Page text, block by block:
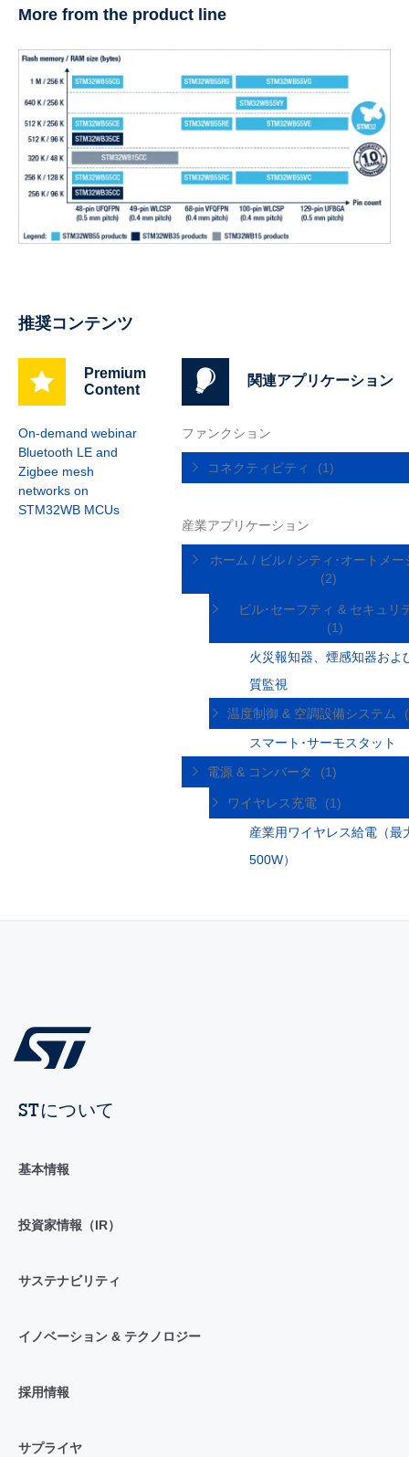
More from the product line
推奨コンテンツ
Premium
Content
On-demand webinar
Bluetooth LE and
Zigbee mesh
networks on
STM32WB MCUs
関連アプリケーション
ファンクション
コネクティビティ (1)
産業アプリケーション
ホーム / ビル / シティ･オートメー
(2)
ビル･セーフティ & セキュリ
(1)
火災報知器、煙感知器およ
質監視
温度制御 & 空調設備システム
スマート･サーモスタット
電源 & コンバータ
(1)
ワイヤレス充電
(1)
産業用ワイヤレス給電（最
500W）
STについて
基本情報
投資家情報（IR）
サステナビリティ
イノベーション & テクノロジー
採用情報
サプライヤ